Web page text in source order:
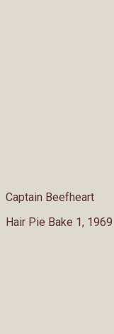
Captain Beefheart
Hair Pie Bake 1, 1969